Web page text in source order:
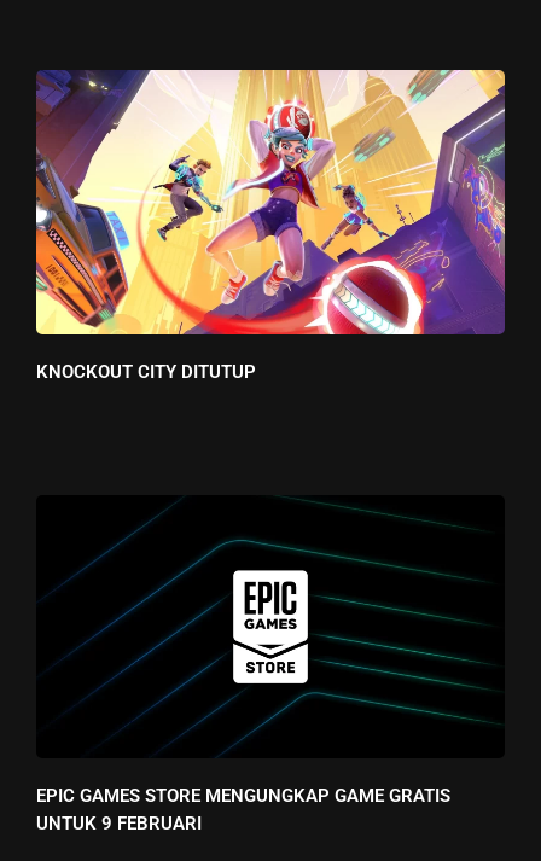
KNOCKOUT CITY DITUTUP
EPIC GAMES STORE MENGUNGKAP GAME GRATIS
UNTUK 9 FEBRUARI